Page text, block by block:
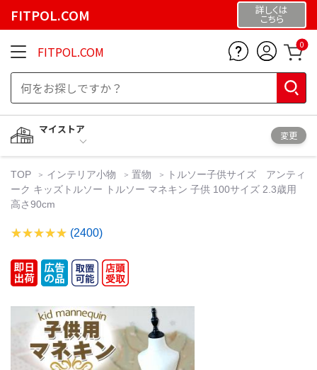
FITPOL.COM 詳しくは
こちら
FITPOL.COM 0
マイストア
変更
TOP インテリア小物 置物
トルソー子供サイズ アンティ
ーク キッズトルソー トルソー マネキン 子供 100サイズ 2.3歳用
高さ90cm
(2400)